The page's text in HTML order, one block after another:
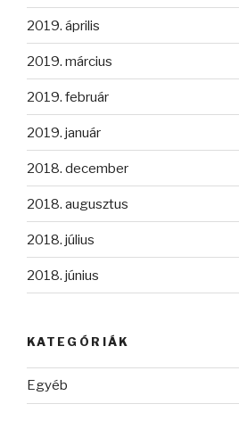
2019. április
2019. március
2019. február
2019. január
2018. december
2018. augusztus
2018. július
2018. június
KATEGÓRIÁK
Egyéb